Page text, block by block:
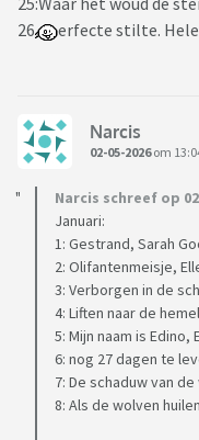
26
erfecte stilte.
Narcis
02-05-2026om
Narcis schreef op
Januari:
1: Gestrand, Sarah
2: Olifantenmeisje,
3: Verborgen in de
4: Liften naar de
5: Mijn naam is
6: nog 27 dagen te
7: De schaduw van
8: Als de wolven